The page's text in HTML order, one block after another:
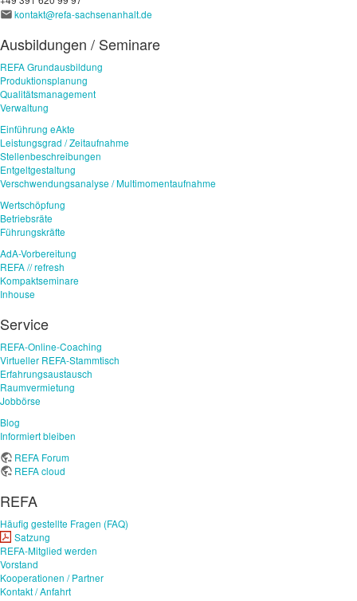
kontakt@refa-sachsenanhalt.de
Ausbildungen / Seminare
REFA Grundausbildung
Produktionsplanung
Qualitätsmanagement
Verwaltung
Einführung eAkte
Leistungsgrad / Zeitaufnahme
Stellenbeschreibungen
Entgeltgestaltung
Verschwendungsanalyse / Multimomentaufnahme
Wertschöpfung
Betriebsräte
Führungskräfte
AdA-Vorbereitung
REFA // refresh
Kompaktseminare
Inhouse
Service
REFA-Online-Coaching
Virtueller REFA-Stammtisch
Erfahrungsaustausch
Raumvermietung
Jobbörse
Blog
Informiert bleiben
REFA Forum
REFA cloud
REFA
Häufig gestellte Fragen (FAQ)
Satzung
REFA-Mitglied werden
Vorstand
Kooperationen / Partner
Kontakt / Anfahrt